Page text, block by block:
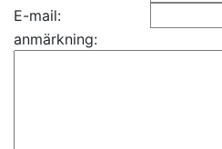
E-mail:
anmärkning: